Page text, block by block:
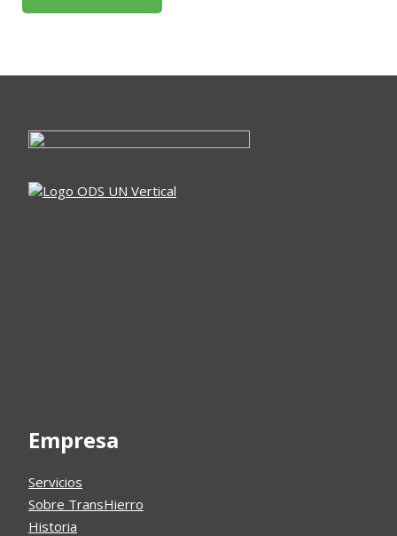
Empresa
Servicios
Sobre TransHierro
Historia